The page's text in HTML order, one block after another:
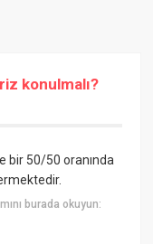
konulmalı?
bir 50/50 oranında
burada okuyun: